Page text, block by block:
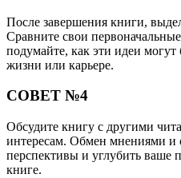
После завершения книги,
Сравните свои
подумайте, как эти идеи
жизни или карьере.
СОВЕТ №4
Обсудите книгу с другими
интересам. Обмен мнениями
перспективы и углубить ваше
книге.